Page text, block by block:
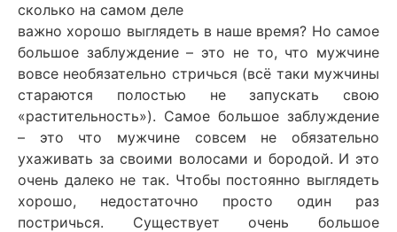
сколько на самом деле
важно хорошо выглядеть в наше время? Но самое
большое заблуждение – это не то, что мужчине
вовсе необязательно стричься (всё таки мужчины
стараются полостью не запускать свою
«растительность»). Самое большое заблуждение
– это что мужчине совсем не обязательно
ухаживать за своими волосами и бородой. И это
очень далеко не так. Чтобы постоянно выглядеть
хорошо, недостаточно просто один раз
постричься. Существует очень большое